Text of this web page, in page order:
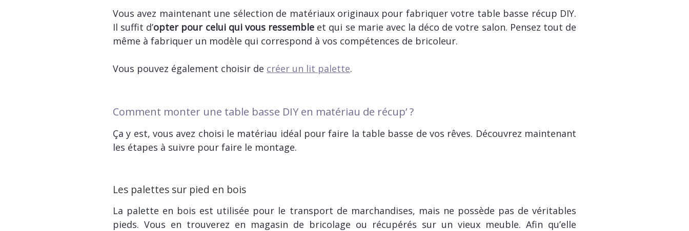
Vous avez maintenant une sélection de matériaux originaux pour fabriquer votre table basse récup DIY.
Il suffit d’opter pour celui qui vous ressemble et qui se marie avec la déco de votre salon. Pensez tout de
même à fabriquer un modèle qui correspond à vos compétences de bricoleur.
Vous pouvez également choisir de créer un lit palette.
Comment monter une table basse DIY en matériau de récup’ ?
Ça y est, vous avez choisi le matériau idéal pour faire la table basse de vos rêves. Découvrez maintenant
les étapes à suivre pour faire le montage.
Les palettes sur pied en bois
La palette en bois est utilisée pour le transport de marchandises, mais ne possède pas de véritables
pieds. Vous en trouverez en magasin de bricolage ou récupérés sur un vieux meuble. Afin qu’elle